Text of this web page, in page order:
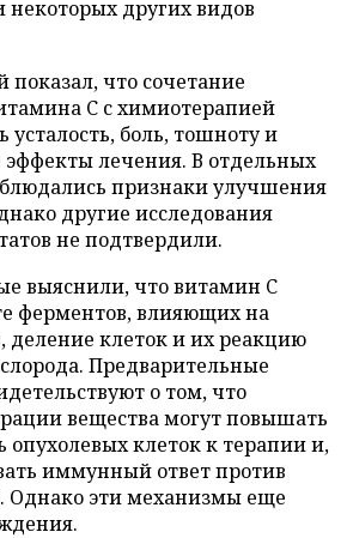
некоторых других видов
показал, что сочетание
C с химиотерапией
боль, тошноту и
лечения. В отдельных
признаки улучшения
другие исследования
не подтвердили.
выяснили, что витамин C
ферментов, влияющих на
деление клеток и их реакцию
Предварительные
о том, что
вещества могут повышать
опухолевых клеток к терапии и,
иммунный ответ против
Однако эти механизмы еще